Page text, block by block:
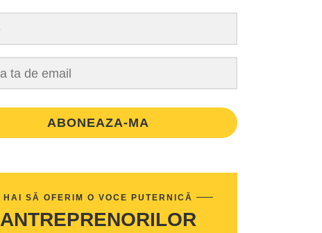
ABONEAZA-MA
HAI SĂ OFERIM O VOCE PUTERNICĂ
ANTREPRENORILOR